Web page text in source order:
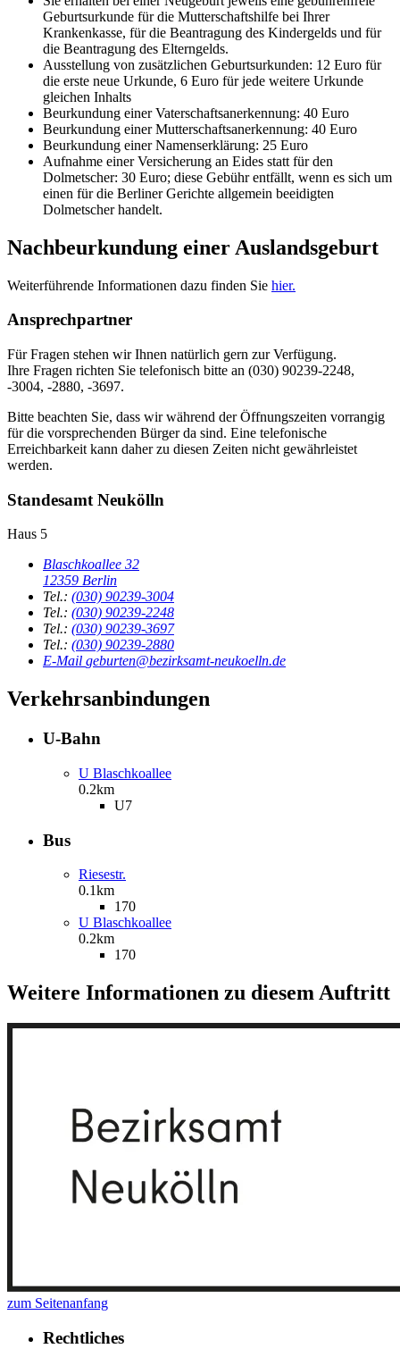
Geburtsurkunde für die Mutterschaftshilfe bei Ihrer
Krankenkasse, für die Beantragung des Kindergelds und für
die Beantragung des Elterngelds.
Ausstellung von zusätzlichen Geburtsurkunden: 12 Euro für
die erste neue Urkunde, 6 Euro für jede weitere Urkunde
gleichen Inhalts
Beurkundung einer Vaterschaftsanerkennung: 40 Euro
Beurkundung einer Mutterschaftsanerkennung: 40 Euro
Beurkundung einer Namenserklärung: 25 Euro
Aufnahme einer Versicherung an Eides statt für den
Dolmetscher: 30 Euro; diese Gebühr entfällt, wenn es sich um
einen für die Berliner Gerichte allgemein beeidigten
Dolmetscher handelt.
Nachbeurkundung einer Auslandsgeburt
Weiterführende Informationen dazu finden Sie hier.
Ansprechpartner
Für Fragen stehen wir Ihnen natürlich gern zur Verfügung.
Ihre Fragen richten Sie telefonisch bitte an (030) 90239-2248,
-3004, -2880, -3697.
Bitte beachten Sie, dass wir während der Öffnungszeiten vorrangig
für die vorsprechenden Bürger da sind. Eine telefonische
Erreichbarkeit kann daher zu diesen Zeiten nicht gewährleistet
werden.
Standesamt Neukölln
Haus 5
Blaschkoallee 32
12359 Berlin
Tel.: (030) 90239-3004
Tel.: (030) 90239-2248
Tel.: (030) 90239-3697
Tel.: (030) 90239-2880
E-Mail geburten@bezirksamt-neukoelln.de
Verkehrsanbindungen
U-Bahn
U Blaschkoallee
0.2km
U7
Bus
Riesestr.
0.1km
170
U Blaschkoallee
0.2km
170
Weitere Informationen zu diesem Auftritt
zum Seitenanfang
Rechtliches